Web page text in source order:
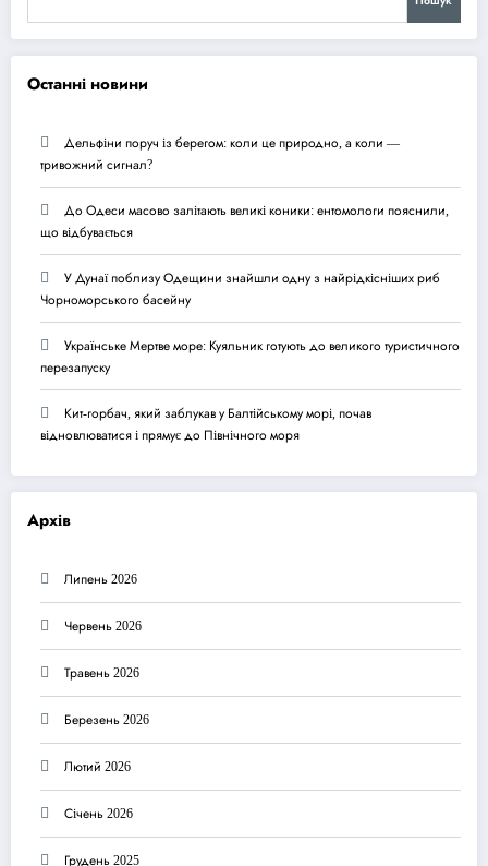
Останні новини
Дельфіни поруч із берегом: коли це природно, а коли —
тривожний сигнал?
До Одеси масово залітають великі коники: ентомологи пояснили,
що відбувається
У Дунаї поблизу Одещини знайшли одну з найрідкісніших риб
Чорноморського басейну
Українське Мертве море: Куяльник готують до великого туристичного
перезапуску
Кит-горбач, який заблукав у Балтійському морі, почав
відновлюватися і прямує до Північного моря
Архів
Липень 2026
Червень 2026
Травень 2026
Березень 2026
Лютий 2026
Січень 2026
Грудень 2025